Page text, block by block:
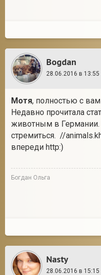
Bogdan
28.06.2016 в 13:55
Мотя, полностью с
Недавно прочитала
животным в
стремиться. //
впереди http:)
Богдан Ольга
Nasty
28.06.2016 в 15:15